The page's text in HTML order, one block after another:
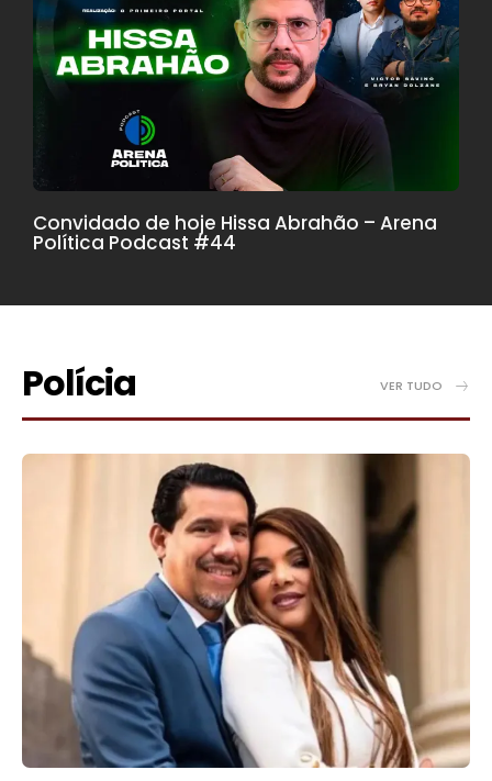
Convidado de hoje Hissa Abrahão – Arena
Política Podcast #44
Polícia VER TUDO